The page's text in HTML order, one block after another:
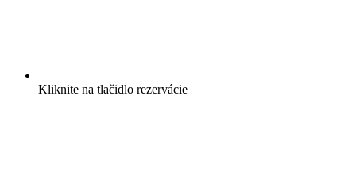
Kliknite na tlačidlo rezervácie